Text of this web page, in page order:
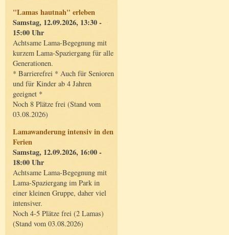
"Lamas hautnah" erleben
Samstag, 12.09.2026, 13:30 -
15:00 Uhr
Achtsame Lama-Begegnung mit
kurzem Lama-Spaziergang für alle
Generationen.
* Barrierefrei * Auch für Senioren
und für Kinder ab 4 Jahren
geeignet *
Noch 8 Plätze frei (Stand vom
03.08.2026)
Lamawanderung intensiv in den
Ferien
Samstag, 12.09.2026, 16:00 -
18:00 Uhr
Achtsame Lama-Begegnung mit
Lama-Spaziergang im Park in
einer kleinen Gruppe, daher viel
intensiver.
Noch 4-5 Plätze frei (2 Lamas)
(Stand vom 03.08.2026)